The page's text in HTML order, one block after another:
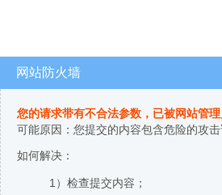
网站防火墙
您的请求带有不合法参数，已被网站管理
可能原因：您提交的内容包含危险的攻
如何解决：
1）检查提交内容；